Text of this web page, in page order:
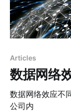
Articles
数据网络
数据网络效应不
公司内